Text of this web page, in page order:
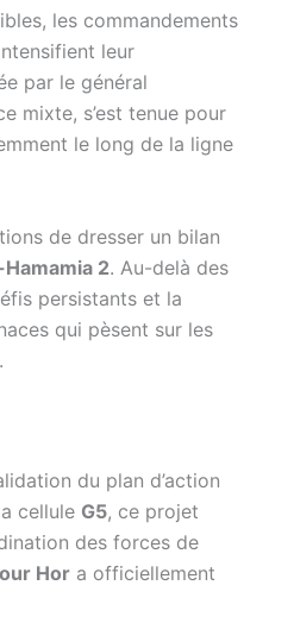
les commandements
leur
par le général
mixte, s’est tenue pour
le long de la ligne
de dresser un bilan
2. Au-delà des
persistants et la
qui pèsent sur les
du plan d’action
cellule G5, ce projet
des forces de
Hor a officiellement